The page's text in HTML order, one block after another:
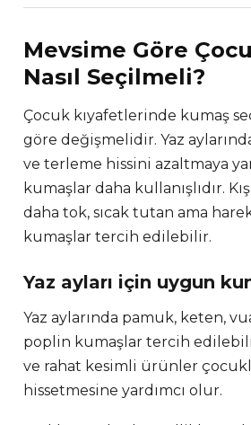
Mevsime Göre
Nasıl Seçilmeli?
Çocuk kıyafetlerinde kumaş
göre değişmelidir. Yaz
ve terleme hissini azaltmaya
kumaşlar daha kullanışlıdır.
daha tok, sıcak tutan ama
kumaşlar tercih edilebilir.
Yaz ayları için uygun
Yaz aylarında pamuk, keten,
poplin kumaşlar tercih
ve rahat kesimli ürünler
hissetmesine yardımcı olur.